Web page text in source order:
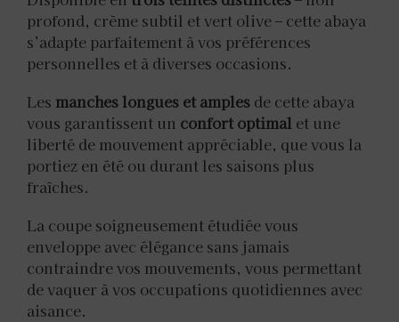
profond, crème subtil et vert olive – cette abaya
s’adapte parfaitement à vos préférences
personnelles et à diverses occasions.
Les manches longues et amples de cette abaya
vous garantissent un confort optimal et une
liberté de mouvement appréciable, que vous la
portiez en été ou durant les saisons plus
fraîches.
La coupe soigneusement étudiée vous
enveloppe avec élégance sans jamais
contraindre vos mouvements, vous permettant
de vaquer à vos occupations quotidiennes avec
aisance.